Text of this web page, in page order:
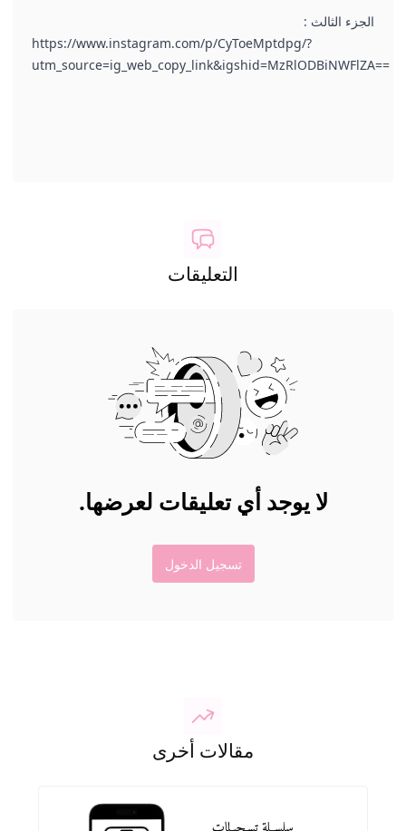
الجزء الثالث :
https://www.instagram.com/p/CyToeMptdpg/?
utm_source=ig_web_copy_link&igshid=MzRlODBiNWFlZA==
التعليقات
لا يوجد أي تعليقات لعرضها.
تسجيل الدخول
مقالات أخرى